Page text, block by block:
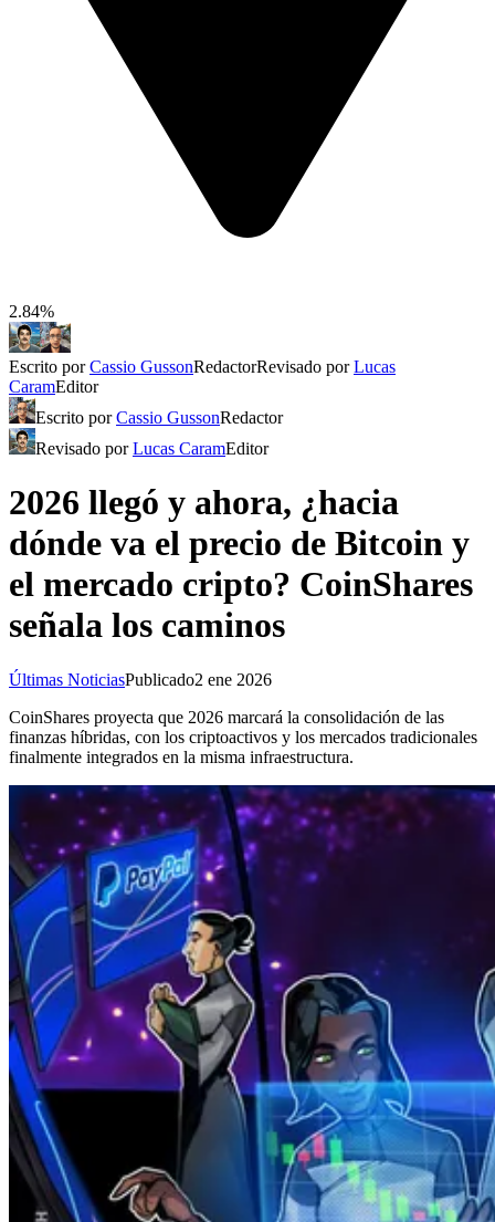
2.84%
Escrito porCassio GussonRedactorRevisado porLucas
CaramEditor
Escrito porCassio GussonRedactor
Revisado porLucas CaramEditor
2026 llegó y ahora, ¿hacia
dónde va el precio de Bitcoin y
el mercado cripto? CoinShares
señala los caminos
Últimas NoticiasPublicado2 ene 2026
CoinShares proyecta que 2026 marcará la consolidación de las
finanzas híbridas, con los criptoactivos y los mercados tradicionales
finalmente integrados en la misma infraestructura.